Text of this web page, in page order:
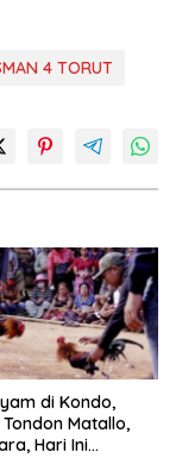
4 TORUT
di Kondo,
Matallo,
Hari Ini